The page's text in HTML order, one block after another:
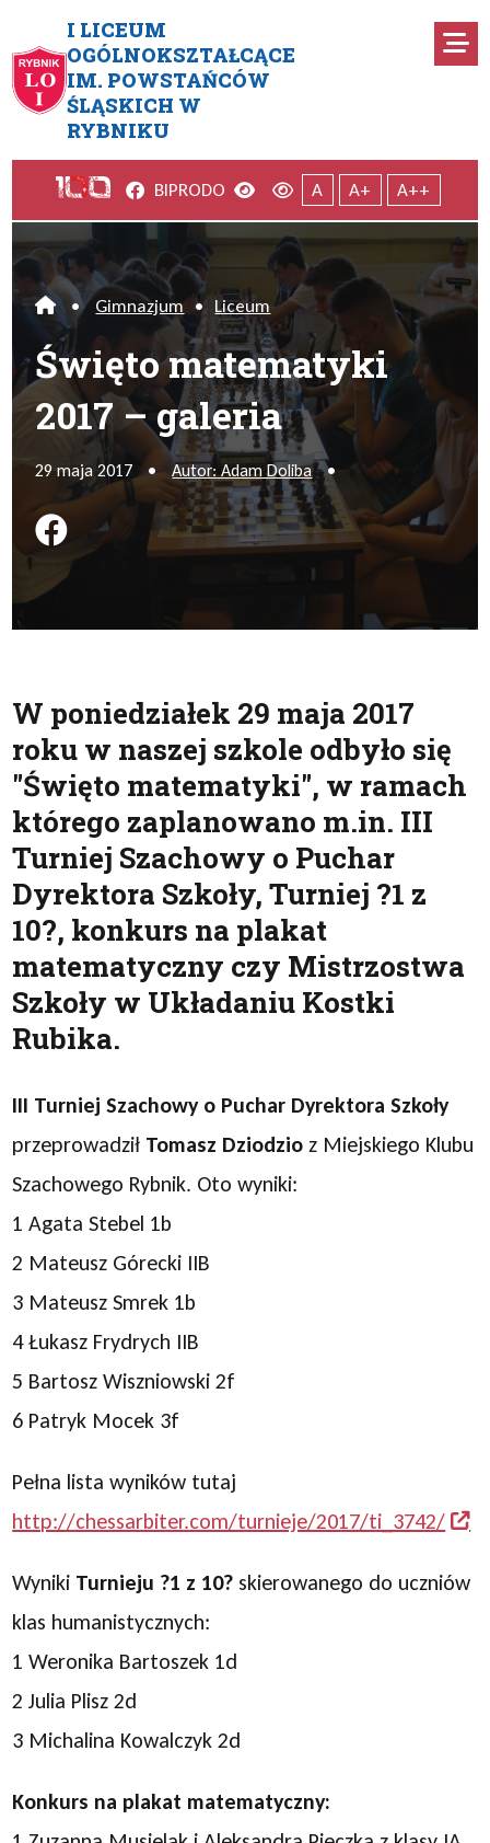
I LICEUM
OGÓLNOKSZTAŁCĄCE
IM. POWSTAŃCÓW
ŚLĄSKICH W
RYBNIKU
Święto matematyki 2017 –
Facebook
BIPRODO Wersja kontrastowa
Wersja domyślna
A A+ A++
Home
• Gimnazjum • Liceum
Święto matematyki
2017 – galeria
29 maja 2017 • Autor: Adam Doliba •
Podziel się na FB
W poniedziałek 29 maja 2017
roku w naszej szkole odbyło się
"Święto matematyki", w ramach
którego zaplanowano m.in. III
Turniej Szachowy o Puchar
Dyrektora Szkoły, Turniej ?1 z
10?, konkurs na plakat
matematyczny czy Mistrzostwa
Szkoły w Układaniu Kostki
Rubika.
III Turniej Szachowy o Puchar Dyrektora Szkoły
przeprowadził Tomasz Dziodzio z Miejskiego Klubu
Szachowego Rybnik. Oto wyniki:
1 Agata Stebel 1b
2 Mateusz Górecki IIB
3 Mateusz Smrek 1b
4 Łukasz Frydrych IIB
5 Bartosz Wiszniowski 2f
6 Patryk Mocek 3f
Pełna lista wyników tutaj
http://chessarbiter.com/turnieje/2017/ti_3742/
Wyniki Turnieju ?1 z 10? skierowanego do uczniów
klas humanistycznych:
1 Weronika Bartoszek 1d
2 Julia Plisz 2d
3 Michalina Kowalczyk 2d
Konkurs na plakat matematyczny: